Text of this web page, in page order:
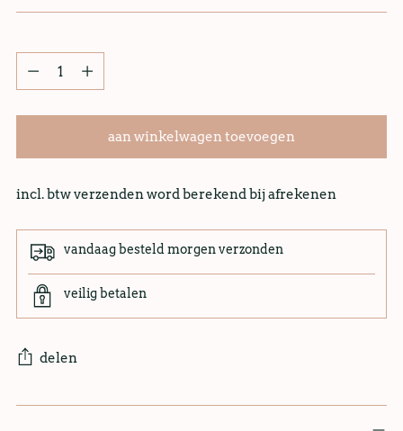
aan winkelwagen toevoegen
incl. btw verzenden word berekend bij afrekenen
vandaag besteld morgen verzonden
veilig betalen
delen